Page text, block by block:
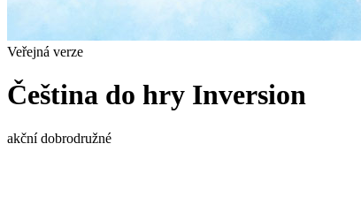
Veřejná verze
Čeština do hry Inversion
akční dobrodružné